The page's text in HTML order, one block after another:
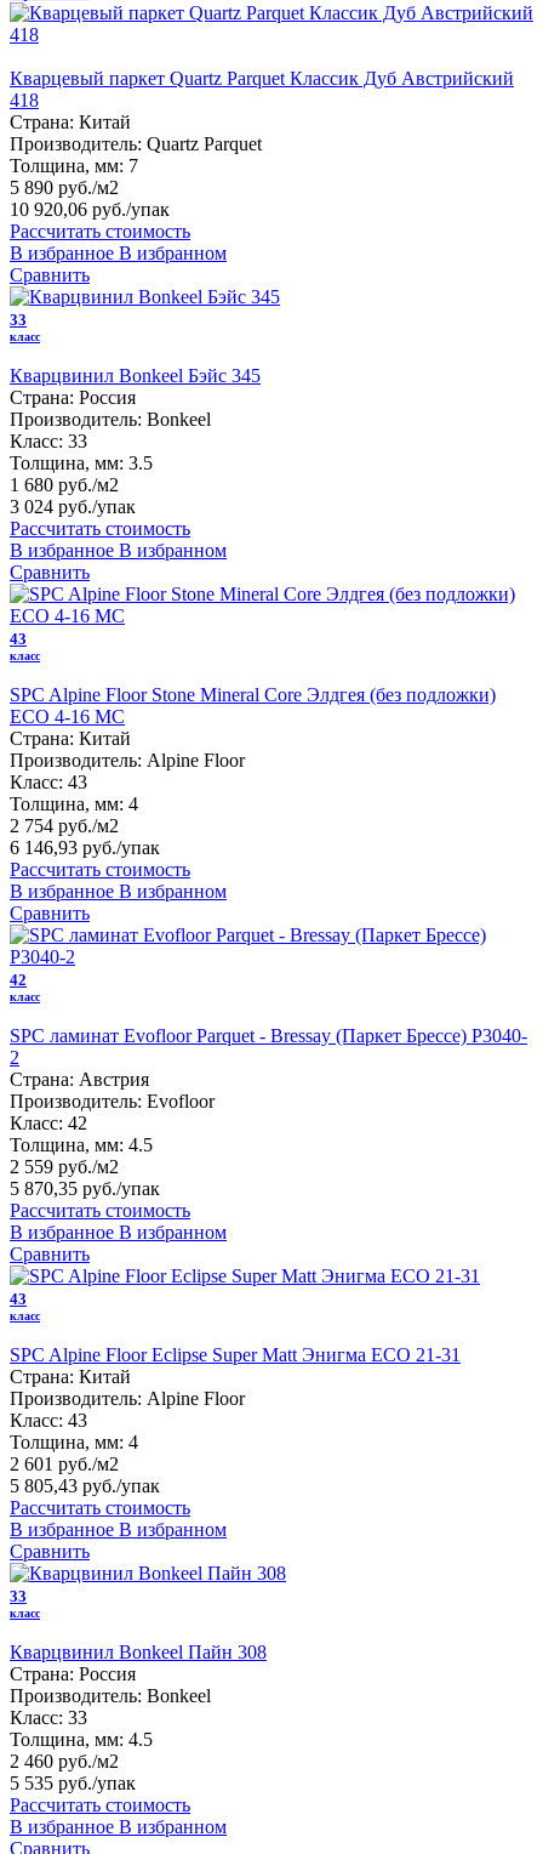
Кварцевый паркет Quartz Parquet Классик Дуб Австрийский
418
Страна: Китай
Производитель: Quartz Parquet
Толщина, мм: 7
5 890 руб./м2
10 920,06 руб./упак
Рассчитать стоимость
В избранное В избранном
Сравнить
33
класс
Кварцвинил Bonkeel Бэйс 345
Страна: Россия
Производитель: Bonkeel
Класс: 33
Толщина, мм: 3.5
1 680 руб./м2
3 024 руб./упак
Рассчитать стоимость
В избранное В избранном
Сравнить
43
класс
SPC Alpine Floor Stone Mineral Core Элдгея (без подложки)
ЕСО 4-16 MC
Страна: Китай
Производитель: Alpine Floor
Класс: 43
Толщина, мм: 4
2 754 руб./м2
6 146,93 руб./упак
Рассчитать стоимость
В избранное В избранном
Сравнить
42
класс
SPC ламинат Evofloor Parquet - Bressay (Паркет Брессе) P3040-
2
Страна: Австрия
Производитель: Evofloor
Класс: 42
Толщина, мм: 4.5
2 559 руб./м2
5 870,35 руб./упак
Рассчитать стоимость
В избранное В избранном
Сравнить
43
класс
SPC Alpine Floor Eclipse Super Matt Энигма ЕСО 21-31
Страна: Китай
Производитель: Alpine Floor
Класс: 43
Толщина, мм: 4
2 601 руб./м2
5 805,43 руб./упак
Рассчитать стоимость
В избранное В избранном
Сравнить
33
класс
Кварцвинил Bonkeel Пайн 308
Страна: Россия
Производитель: Bonkeel
Класс: 33
Толщина, мм: 4.5
2 460 руб./м2
5 535 руб./упак
Рассчитать стоимость
В избранное В избранном
Сравнить